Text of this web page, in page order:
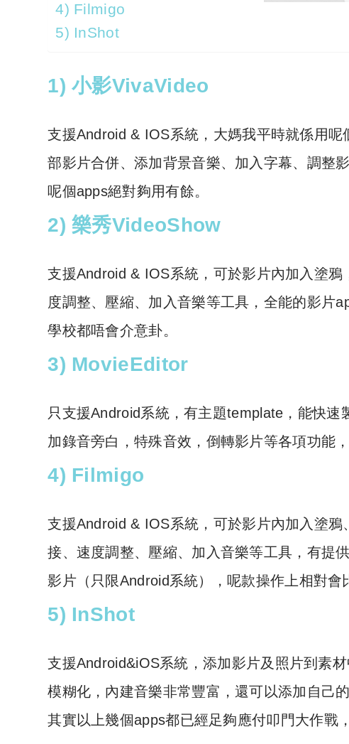
4) Filmigo
5) InShot
1) 小影VivaVideo
支援Android & IOS系統，大媽我平時就係用
部影片合併、添加背景音樂、加入字幕、調整
呢個apps絕對夠用有餘。
2) 樂秀VideoShow
支援Android & IOS系統，可於影片內加入塗
度調整、壓縮、加入音樂等工具，全能的影片
學校都唔會介意卦。
3) MovieEditor
只支援Android系統，有主題template，能快速
加錄音旁白，特殊音效，倒轉影片等各項功能
4) Filmigo
支援Android & IOS系統，可於影片內加入塗
接、速度調整、壓縮、加入音樂等工具，有提
影片（只限Android系統），呢款操作上相對會
5) InShot
支援Android&iOS系統，添加影片及照片到素
模糊化，內建音樂非常豐富，還可以添加自己
其實以上幾個apps都已經足夠應付叩門大作戰